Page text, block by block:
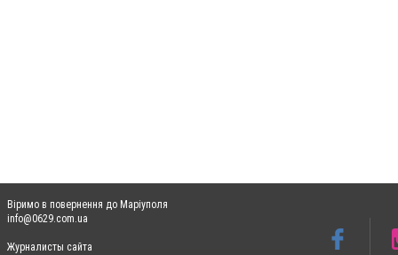
Віримо в повернення до Маріуполя
info@0629.com.ua
Журналисты сайта